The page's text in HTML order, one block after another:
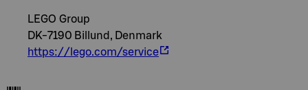
LEGO Group
DK-7190 Billund, Denmark
https://lego.com/service